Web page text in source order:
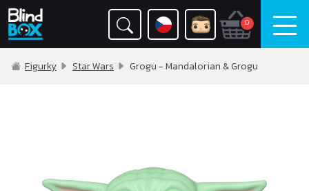
0
Figurky Star Wars Grogu - Mandalorian & Grogu